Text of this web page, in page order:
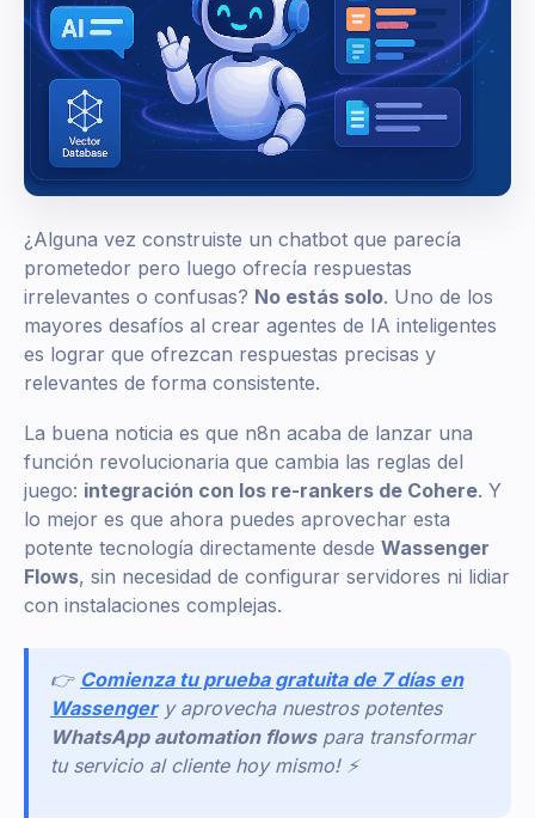
¿Alguna vez construiste un chatbot que parecía
prometedor pero luego ofrecía respuestas
irrelevantes o confusas? No estás solo. Uno de los
mayores desafíos al crear agentes de IA inteligentes
es lograr que ofrezcan respuestas precisas y
relevantes de forma consistente.
La buena noticia es que n8n acaba de lanzar una
función revolucionaria que cambia las reglas del
juego: integración con los re-rankers de Cohere. Y
lo mejor es que ahora puedes aprovechar esta
potente tecnología directamente desde Wassenger
Flows, sin necesidad de configurar servidores ni lidiar
con instalaciones complejas.
👉 Comienza tu prueba gratuita de 7 días en
Wassenger y aprovecha nuestros potentes
WhatsApp automation flows para transformar
tu servicio al cliente hoy mismo! ⚡